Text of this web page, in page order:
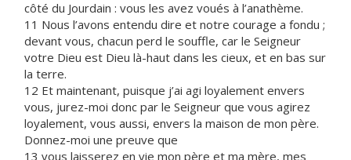
côté du Jourdain : vous les avez voués à l’anathème.
11 Nous l’avons entendu dire et notre courage a fondu ;
devant vous, chacun perd le souffle, car le Seigneur
votre Dieu est Dieu là-haut dans les cieux, et en bas sur
la terre.
12 Et maintenant, puisque j’ai agi loyalement envers
vous, jurez-moi donc par le Seigneur que vous agirez
loyalement, vous aussi, envers la maison de mon père.
Donnez-moi une preuve que
13 vous laisserez en vie mon père et ma mère, mes